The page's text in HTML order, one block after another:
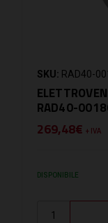
SKU: RAD40-
RAD40-
269,48€ + IVA
DISPONIBILE